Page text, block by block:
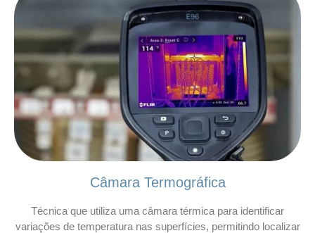
Câmara Termográfica
Técnica que utiliza uma câmara térmica para identificar
variações de temperatura nas superfícies, permitindo localizar